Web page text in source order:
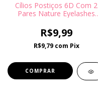
Cílios Postiços 6D Com 2
Pares Nature Eyelashes
R$9,99
R$9,79 com Pix